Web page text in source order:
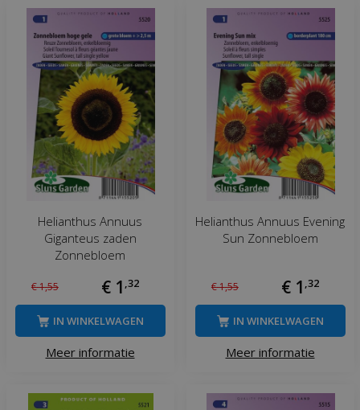
Helianthus Annuus
Giganteus zaden
Zonnebloem
€1,55 € 1 ,32
Meer informatie
IN WINKELWAGEN
Helianthus Annuus Evening
Sun Zonnebloem
€1,55 € 1 ,32
Meer informatie
IN WINKELWAGEN